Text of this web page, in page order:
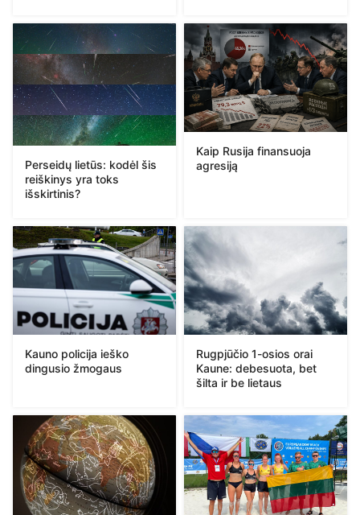
Perseidų lietūs: kodėl šis
reiškinys yra toks
išskirtinis?
Kaip Rusija finansuoja
agresiją
Kauno policija ieško
dingusio žmogaus
Rugpjūčio 1-osios orai
Kaune: debesuota, bet
šilta ir be lietaus